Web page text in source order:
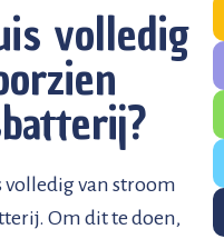
volledig
volledig van stroom
Om dit te doen,